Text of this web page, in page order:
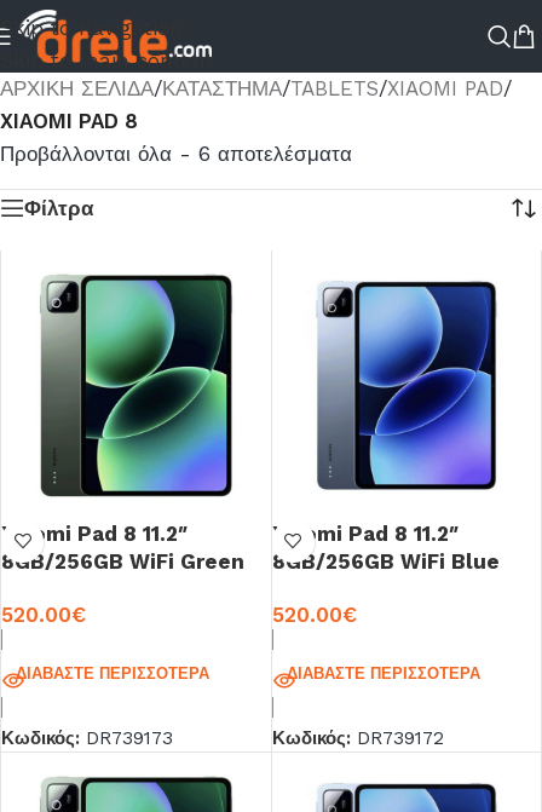
Skip to navigation
Skip to main content
ΑΡΧΙΚΉ ΣΕΛΊΔΑ/ΚΑΤΆΣΤΗΜΑ/TABLETS/XIAOMI PAD/
XIAOMI PAD 8
Προβάλλονται όλα - 6 αποτελέσματα
Φίλτρα
Xiaomi Pad 8 11.2″
8GB/256GB WiFi Green
520.00€
ΔΙΑΒΆΣΤΕ ΠΕΡΙΣΣΌΤΕΡΑ
Κωδικός: DR739173
Xiaomi Pad 8 11.2″
8GB/256GB WiFi Blue
520.00€
ΔΙΑΒΆΣΤΕ ΠΕΡΙΣΣΌΤΕΡΑ
Κωδικός: DR739172